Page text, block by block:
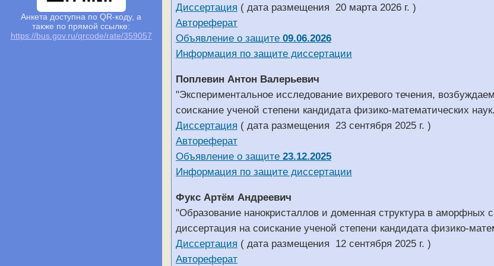
Анкета доступна по QR-коду, а
также по прямой ссылке:
https://bus.gov.ru/qrcode/rate/359057
Диссертация ( дата размещения 20 марта 2026 г. )
Автореферат
Объявление о защите 09.06.2026
Информация по защите диссертации
Поплевин Антон Валерьевич
"Экспериментальное исследование вихревого течения,
соискание ученой степени кандидата физико-математических наук.
Диссертация ( дата размещения 23 сентября 2025 г. )
Автореферат
Объявление о защите 23.12.2025
Информация по защите диссертации
Фукс Артём Андреевич
"Образование нанокристаллов и доменная структура в
диссертация на соискание ученой степени кандидата физико-
Диссертация ( дата размещения 12 сентября 2025 г. )
Автореферат